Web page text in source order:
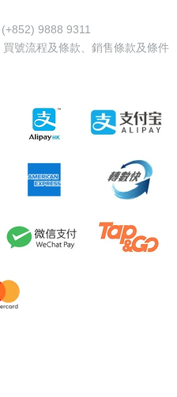
9888 9311
買號流程及條款
銷售條款及條件